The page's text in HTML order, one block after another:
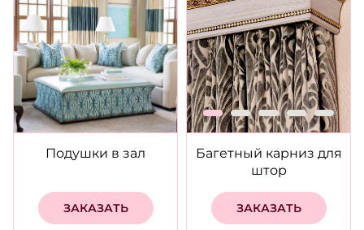
Подушки в зал
ЗАКАЗАТЬ
Багетный карниз для
штор
ЗАКАЗАТЬ